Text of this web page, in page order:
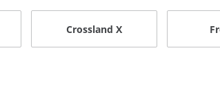
Crossland X